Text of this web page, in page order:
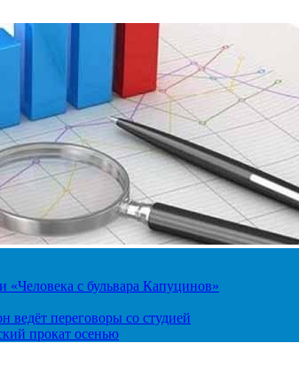
«Человека с бульвара Капуцинов»
ведёт переговоры со студией
прокат осенью